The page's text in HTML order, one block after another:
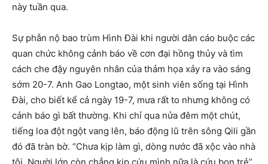
này tuần qua.
Sự phẫn nộ bao trùm Hình Đài khi người dân cáo buộc các
quan chức không cảnh báo về cơn đại hồng thủy và tìm
cách che đậy nguyên nhân của thảm họa xảy ra vào sáng
sớm 20-7. Anh Gao Longtao, một sinh viên sống tại Hình
Đài, cho biết kể cả ngày 19-7, mưa rất to nhưng không có
cảnh báo gì bất thường. Khi chỉ qua nửa đêm một chút,
tiếng loa đột ngột vang lên, báo động lũ trên sông Qili gần
đó đã tràn bờ. “Chưa kịp làm gì, dòng nước đã xộc vào nhà